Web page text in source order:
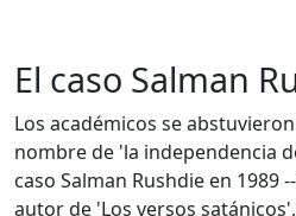
El caso Salman
Los académicos se
nombre de 'la independencia
caso Salman Rushdie en 1989
autor de 'Los versos